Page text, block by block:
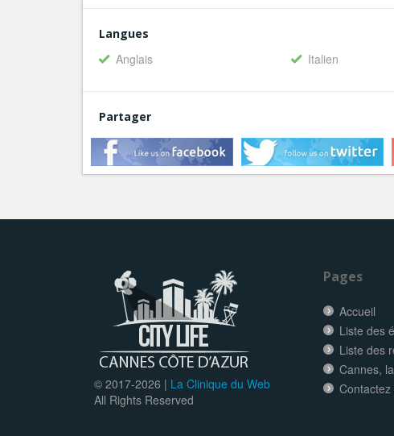
Langues
Anglais Italien
Partager
© 2017-2026 | La Clinique du Web
All Rights Reserved
Pages
Accueil
Liste des
Liste des
Cannes,